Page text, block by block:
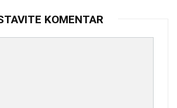
KOMENTAR